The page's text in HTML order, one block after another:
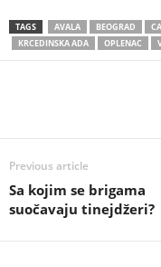
TAGS AVALA BEOGRAD
KRCEDINSKA ADA
OPLENAC
Previous article
Sa kojim se brigama
suočavaju tinejdžeri?